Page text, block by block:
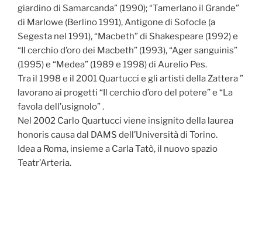
giardino di Samarcanda” (1990); “Tamerlano il Grande”
di Marlowe (Berlino 1991), Antigone di Sofocle (a
Segesta nel 1991), “Macbeth” di Shakespeare (1992) e
“Il cerchio d’oro dei Macbeth” (1993), “Ager sanguinis”
(1995) e “Medea” (1989 e 1998) di Aurelio Pes.
Tra il 1998 e il 2001 Quartucci e gli artisti della Zattera ”
lavorano ai progetti “Il cerchio d’oro del potere” e “La
favola dell’usignolo” .
Nel 2002 Carlo Quartucci viene insignito della laurea
honoris causa dal DAMS dell’Università di Torino.
Idea a Roma, insieme a Carla Tatò, il nuovo spazio
Teatr’Arteria.